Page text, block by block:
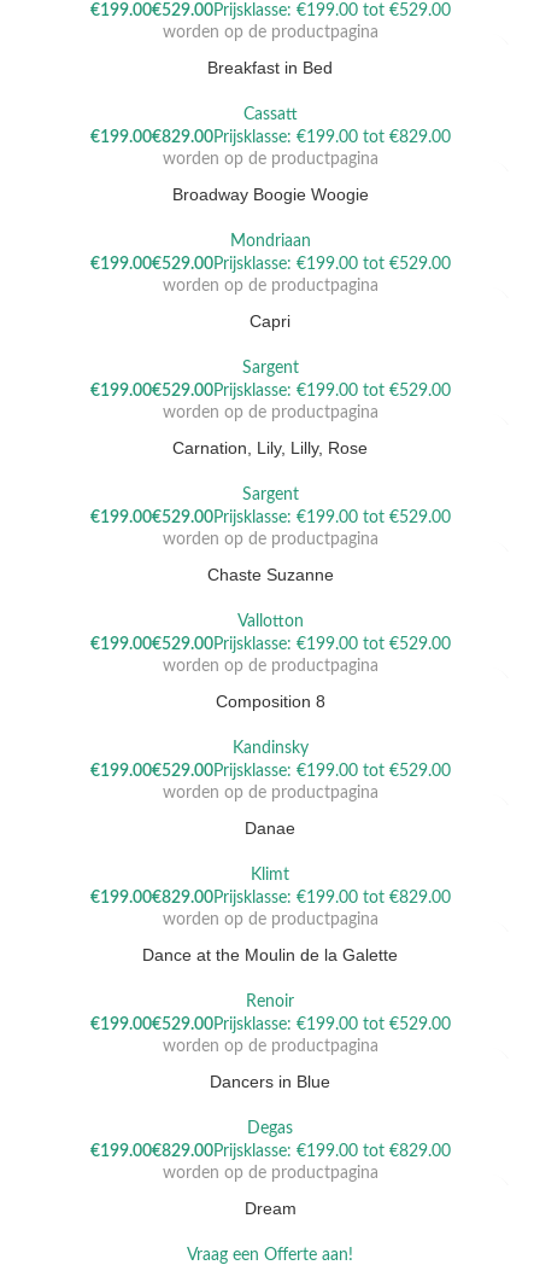
€
€
Dit product heeft meerdere variaties. Deze optie kan gekozen
worden op de productpagina
Breakfast in Bed
Cassatt
€
€
Dit product heeft meerdere variaties. Deze optie kan gekozen
worden op de productpagina
Broadway Boogie Woogie
Mondriaan
€
€
Dit product heeft meerdere variaties. Deze optie kan gekozen
worden op de productpagina
Capri
Sargent
€
€
Dit product heeft meerdere variaties. Deze optie kan gekozen
worden op de productpagina
Carnation, Lily, Lilly, Rose
Sargent
€
€
Dit product heeft meerdere variaties. Deze optie kan gekozen
worden op de productpagina
Chaste Suzanne
Vallotton
€
€
Dit product heeft meerdere variaties. Deze optie kan gekozen
worden op de productpagina
Composition 8
Kandinsky
€
€
Dit product heeft meerdere variaties. Deze optie kan gekozen
worden op de productpagina
Danae
Klimt
€
€
Dit product heeft meerdere variaties. Deze optie kan gekozen
worden op de productpagina
Dance at the Moulin de la Galette
Renoir
€
€
Dit product heeft meerdere variaties. Deze optie kan gekozen
worden op de productpagina
Dancers in Blue
Degas
€
€
Dit product heeft meerdere variaties. Deze optie kan gekozen
worden op de productpagina
Dream
Vraag een Offerte aan!